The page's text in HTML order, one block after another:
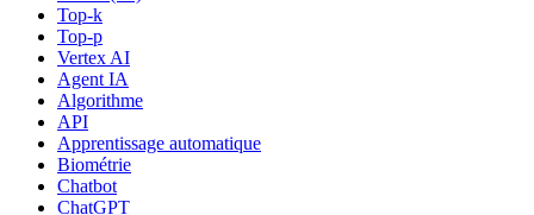
Top-k
Top-p
Vertex AI
Agent IA
Algorithme
API
Apprentissage automatique
Biométrie
Chatbot
ChatGPT